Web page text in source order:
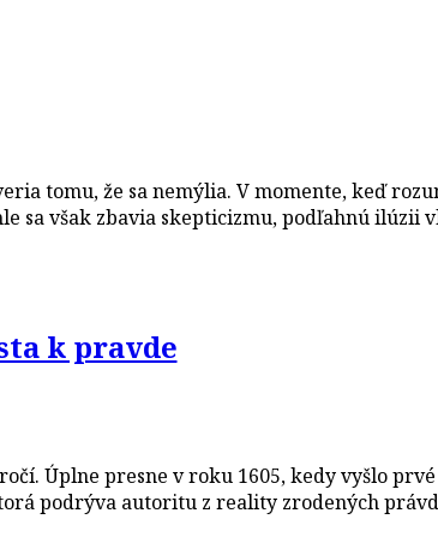
tomu, že sa nemýlia. V momente, keď
sa však zbavia skepticizmu, podľahnú ilúzii
k pravde
Úplne presne v roku 1605, kedy vyšlo
podrýva autoritu z reality zrodených